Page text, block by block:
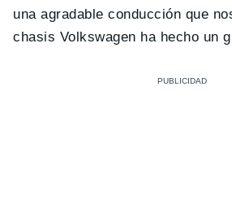
una agradable conducción que
chasis Volkswagen ha hecho un